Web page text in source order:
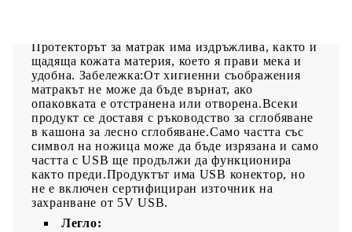
Протекторът за матрак има издръжлива, както и
щадяща кожата материя, което я прави мека и
удобна. Забележка:От хигиенни съображения
матракът не може да бъде върнат, ако
опаковката е отстранена или отворена.Всеки
продукт се доставя с ръководство за сглобяване
в кашона за лесно сглобяване.Само частта със
символ на ножица може да бъде изрязана и само
частта с USB ще продължи да функционира
както преди.Продуктът има USB конектор, но
не е включен сертифициран източник на
захранване от 5V USB.
Легло: